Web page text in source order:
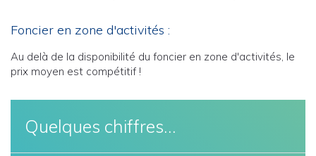
Foncier en zone d'activités :
Au delà de la disponibilité du foncier en zone d'activités, le
prix moyen est compétitif !
Quelques chiffres…